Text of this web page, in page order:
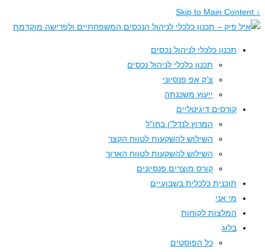
תכנון כלכלי לניהול נכסים
תכנון כלכלי לניהול נכסים
צ'ק אפ פנסיוני
ייעוץ משכנתה
קורסים דיגיטליים
המרוץ לנדל"ן בחו"ל
השילוש להשקעות לטווח הקצר
השילוש להשקעות לטווח הארוך
קורס מוצרים פנסיונים
תוכנית כלכלית בשבועיים
מי אני
המלצות לקוחות
בלוג
כל הפוסטים